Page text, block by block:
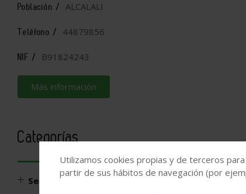
Población / ALCALALI
Teléfono / 44879856
NIF / B91824243
Más información
Categorías
Servicios profesionales
Utilizamos cookies propias y de terceros
partir de sus hábitos de navegación (por